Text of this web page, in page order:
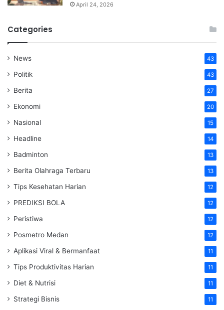
April 24, 2026
Categories
News 43
Politik 43
Berita 27
Ekonomi 20
Nasional 15
Headline 14
Badminton 13
Berita Olahraga Terbaru 13
Tips Kesehatan Harian 12
PREDIKSI BOLA 12
Peristiwa 12
Posmetro Medan 12
Aplikasi Viral & Bermanfaat 11
Tips Produktivitas Harian 11
Diet & Nutrisi 11
Strategi Bisnis 11